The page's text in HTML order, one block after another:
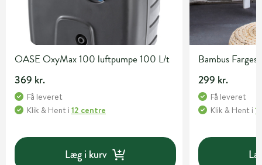
OASE OxyMax 100 luftpumpe 100 L/t
369 kr.
Få leveret
Klik & Hent i 12 centre
Læg i kurv
Bambus
299 kr.
Få leveret
Klik & Hent i